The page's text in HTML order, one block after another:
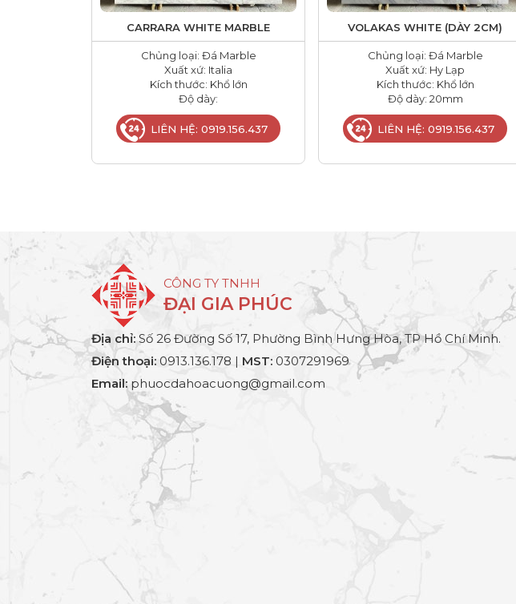
CARRARA WHITE MARBLE
Chủng loại: Đá Marble
Xuất xứ: Italia
Kích thước: Khổ lớn
Độ dày:
LIÊN HỆ: 0919.156.437
VOLAKAS WHITE (DÀY 2CM)
Chủng loại: Đá Marble
Xuất xứ: Hy Lạp
Kích thước: Khổ lớn
Độ dày: 20mm
LIÊN HỆ: 0919.156.437
CÔNG TY TNHH
ĐẠI GIA PHÚC
Địa chỉ: Số 26 Đường Số 17, Phường Bình Hưng Hòa, TP Hồ Chí Minh.
Điện thoại: 0913.136.178 | MST: 0307291969
Email: phuocdahoacuong@gmail.com